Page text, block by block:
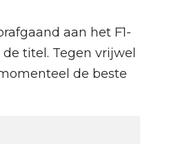
aan het F1-
titel. Tegen vrijwel
de beste